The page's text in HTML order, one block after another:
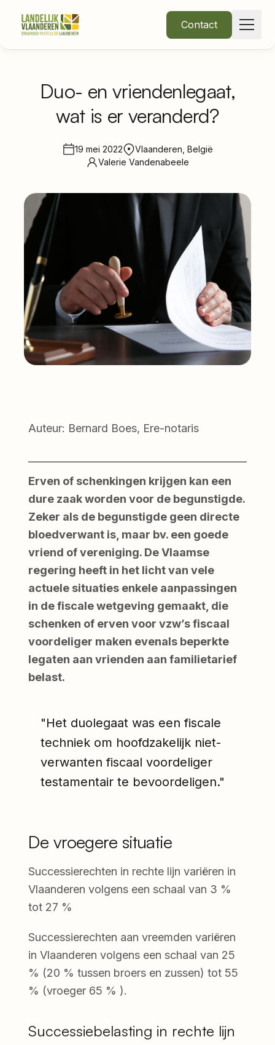
Contact
Over Ons
Nieuws
Word lid Inloggen
Duo- en vriendenlegaat,
wat is er veranderd?
19 mei 2022
Vlaanderen, België
Valerie Vandenabeele
Auteur: Bernard Boes, Ere-notaris
Erven of schenkingen krijgen kan een
dure zaak worden voor de begunstigde.
Zeker als de begunstigde geen directe
bloedverwant is, maar bv. een goede
vriend of vereniging. De Vlaamse
regering heeft in het licht van vele
actuele situaties enkele aanpassingen
in de fiscale wetgeving gemaakt, die
schenken of erven voor vzw’s fiscaal
voordeliger maken evenals beperkte
legaten aan vrienden aan familietarief
belast.
"Het duolegaat was een fiscale
techniek om hoofdzakelijk niet-
verwanten fiscaal voordeliger
testamentair te bevoordeligen."
De vroegere situatie
Successierechten in rechte lijn variëren in
Vlaanderen volgens een schaal van 3 %
tot 27 %
Successierechten aan vreemden variëren
in Vlaanderen volgens een schaal van 25
% (20 % tussen broers en zussen) tot 55
% (vroeger 65 % ).
Successiebelasting in rechte lijn